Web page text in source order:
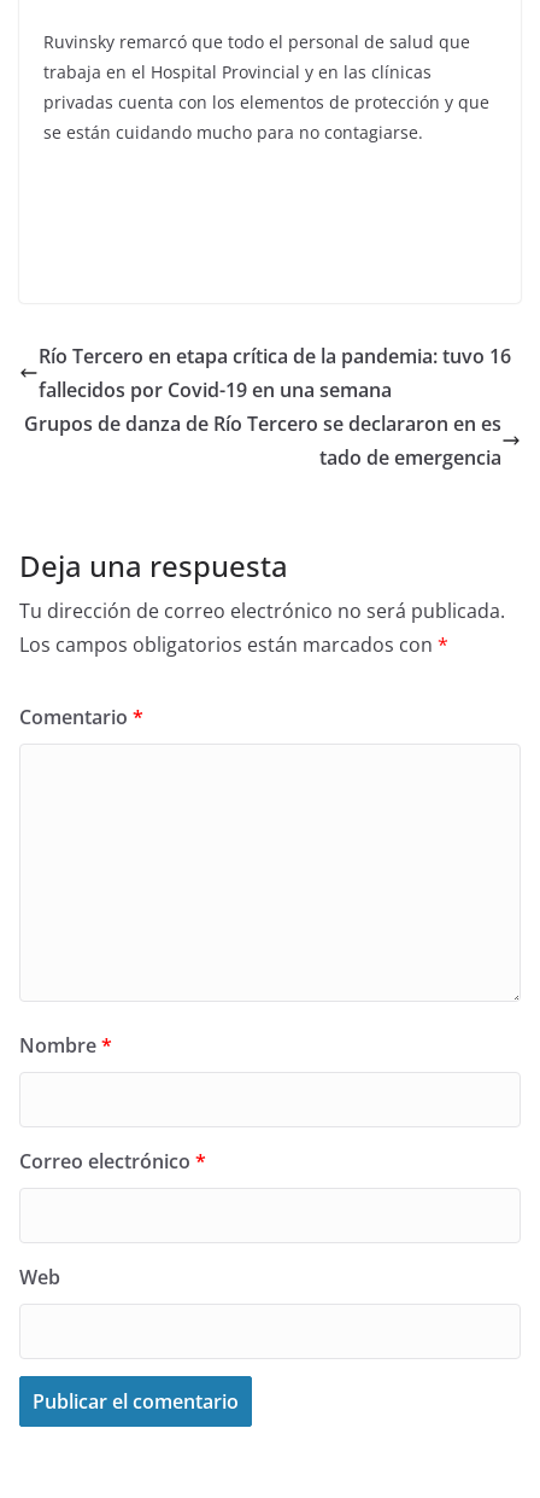
Ruvinsky remarcó que todo el personal de salud que
trabaja en el Hospital Provincial y en las clínicas
privadas cuenta con los elementos de protección y que
se están cuidando mucho para no contagiarse.
Río Tercero en etapa crítica de la pandemia: tuvo 16
fallecidos por Covid-19 en una semana
Grupos de danza de Río Tercero se declararon en es
tado de emergencia
Deja una respuesta
Tu dirección de correo electrónico no será publicada.
Los campos obligatorios están marcados con *
Comentario *
Nombre*
Correo electrónico *
Web